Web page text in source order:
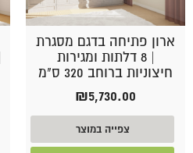
ארון פתיחה בדגם מסגרת
| 8 דלתות ומגירות
חיצוניות ברוחב 320 ס"מ
₪5,730.00
צפייה במוצר